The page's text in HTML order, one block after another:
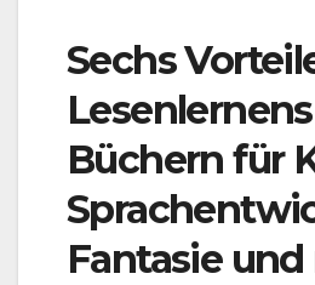
Sechs
Büchern für
Fantasie